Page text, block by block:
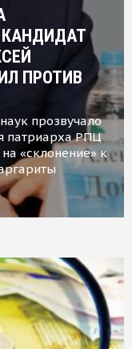
КАНДИДАТ
ПРОТИВ
прозвучало
патриарха РПЦ
«склонение» к